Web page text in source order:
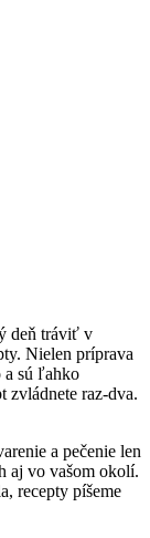
deň tráviť v
Nielen príprava
a sú ľahko
zvládnete raz-dva.
a pečenie len
aj vo vašom okolí.
recepty píšeme